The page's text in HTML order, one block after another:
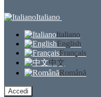
Italiano
Italiano
English
Français
中文
Română
Accedi